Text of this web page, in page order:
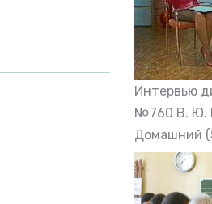
Интервью
№760 В. Ю.
Домашний